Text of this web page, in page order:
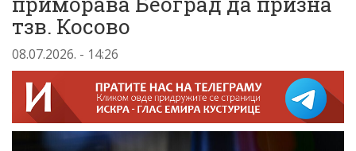
тзв. Косово
08.07.2026. - 14:26